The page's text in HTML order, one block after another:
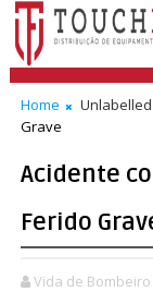
Home Unlabelled
Grave
Acidente
Ferido
Vida de Bombeiro